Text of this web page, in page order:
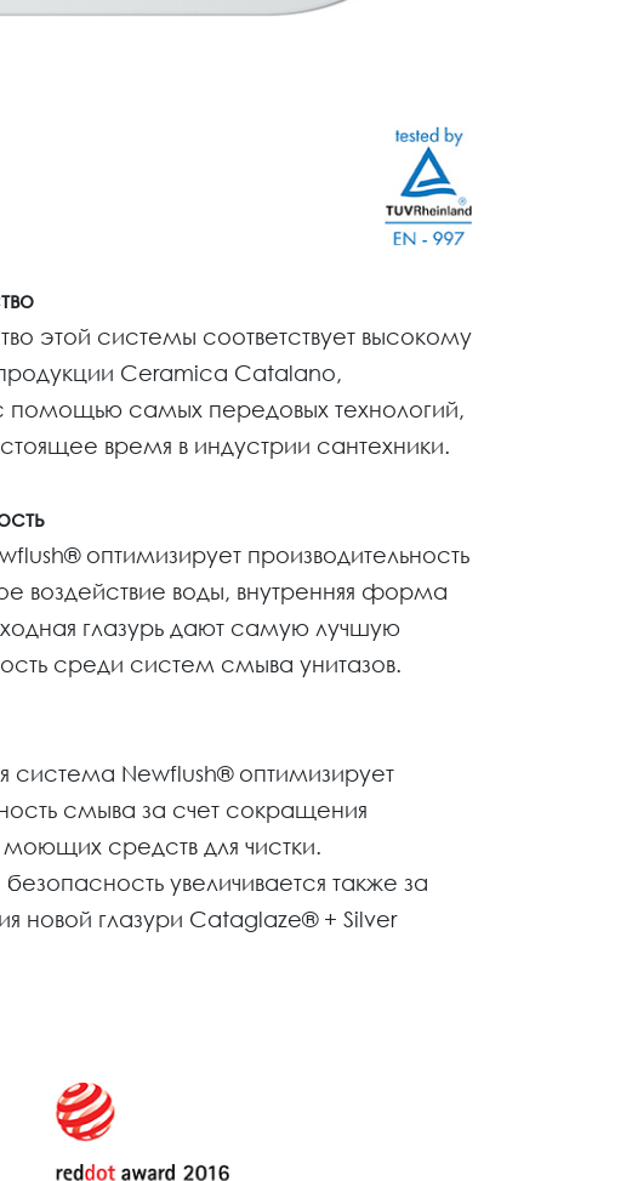
этой системы соответствует высокому
Ceramica Catalano,
помощью самых передовых технологий,
время в индустрии сантехники.
оптимизирует производительность
воздействие воды, внутренняя форма
глазурь дают самую лучшую
среди систем смыва унитазов.
система Newflush® оптимизирует
смыва за счет сокращения
моющих средств для чистки.
увеличивается также за
новой глазури Cataglaze® + Silver